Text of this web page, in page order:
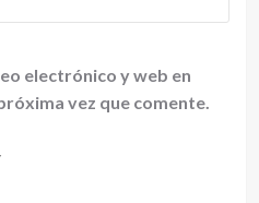
electrónico y web en
vez que comente.